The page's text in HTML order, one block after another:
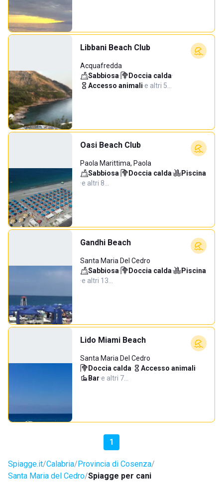
Libbani Beach Club
Acquafredda
Sabbiosa· Doccia calda·
Accesso animali·e altri 5…
Oasi Beach Club
Paola Marittima, Paola
Sabbiosa· Doccia calda·
Piscina
·e altri 8…
Gandhi Beach
Santa Maria Del Cedro
Sabbiosa· Doccia calda·
Piscina
·e altri 13…
Lido Miami Beach
Santa Maria Del Cedro
Doccia calda· Accesso animali·
Bar·e altri 7…
1
Spiagge.it Calabria Provincia di Cosenza
Santa Maria del Cedro Spiagge per cani